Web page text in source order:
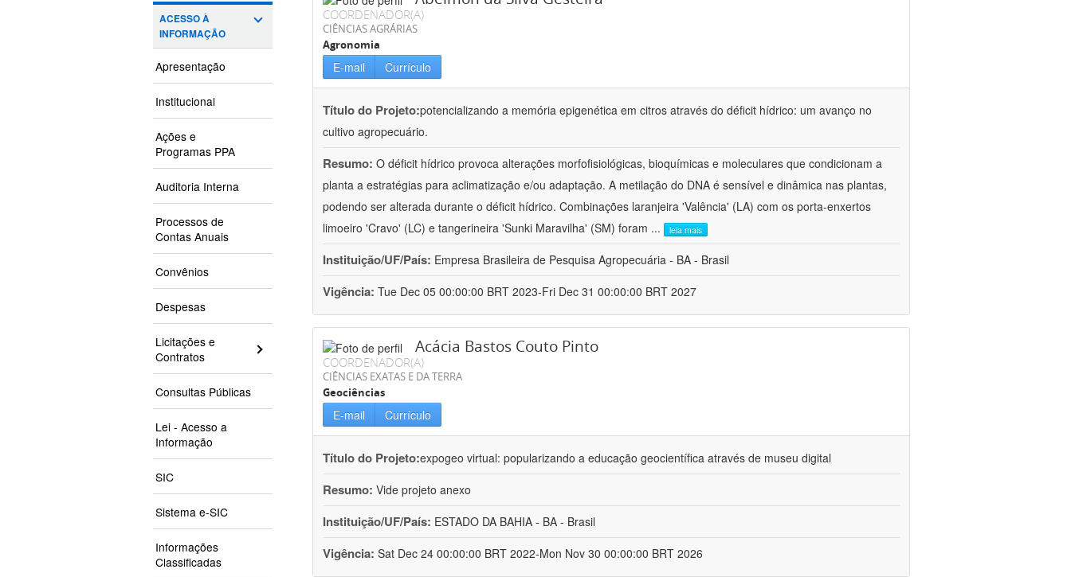
ACESSO À
INFORMAÇÃO
Apresentação
Institucional
Ações e
Programas PPA
Auditoria Interna
Processos de
Contas Anuais
Convênios
Despesas
Licitações e
Contratos
Consultas Públicas
Lei - Acesso a
Informação
SIC
Sistema e-SIC
Informações
Classificadas
COORDENADOR(A)
CIÊNCIAS AGRÁRIAS
Agronomia
E-mail Currículo
Título do Projeto:potencializando a memória epigenética em citros através do déficit hídrico: um avanço no
cultivo agropecuário.
Resumo: O déficit hídrico provoca alterações morfofisiológicas, bioquímicas e moleculares que condicionam a
planta a estratégias para aclimatização e/ou adaptação. A metilação do DNA é sensível e dinâmica nas plantas,
podendo ser alterada durante o déficit hídrico. Combinações laranjeira 'Valência' (LA) com os porta-enxertos
limoeiro 'Cravo' (LC) e tangerineira 'Sunki Maravilha' (SM) foram ... leia mais
Instituição/UF/País: Empresa Brasileira de Pesquisa Agropecuária - BA - Brasil
Vigência: Tue Dec 05 00:00:00 BRT 2023-Fri Dec 31 00:00:00 BRT 2027
Acácia Bastos Couto Pinto
COORDENADOR(A)
CIÊNCIAS EXATAS E DA TERRA
Geociências
E-mail Currículo
Título do Projeto:expogeo virtual: popularizando a educação geocientífica através de museu digital
Resumo: Vide projeto anexo
Instituição/UF/País: ESTADO DA BAHIA - BA - Brasil
Vigência: Sat Dec 24 00:00:00 BRT 2022-Mon Nov 30 00:00:00 BRT 2026